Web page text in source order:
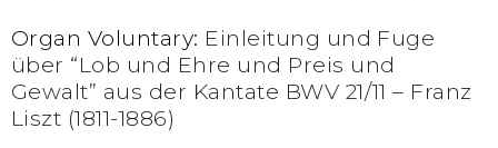
Organ Voluntary: Einleitung und Fuge
über “Lob und Ehre und Preis und
Gewalt” aus der Kantate BWV 21/11 – Franz
Liszt (1811-1886)